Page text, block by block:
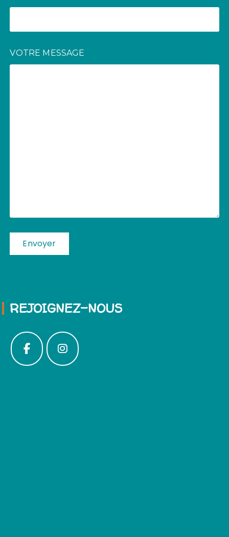
VOTRE MESSAGE
REJOIGNEZ-NOUS